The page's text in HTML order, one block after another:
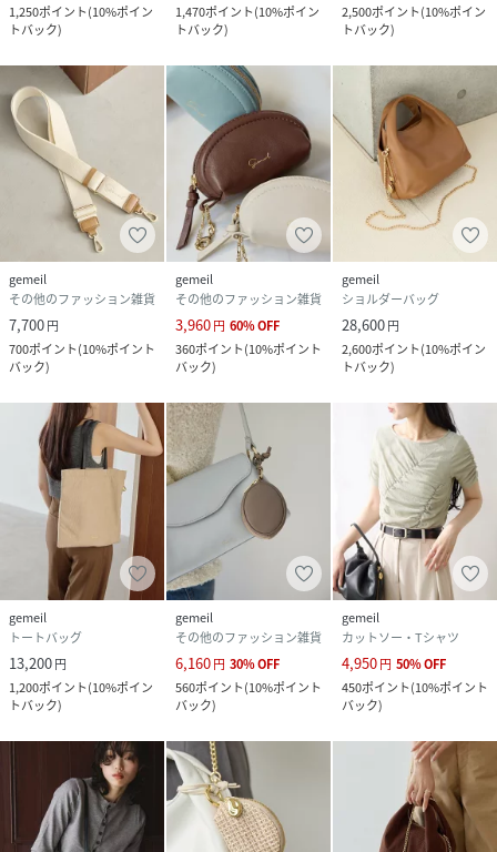
1,250ポイント(10%ポイン
トバック)
1,470ポイント(10%ポイン
トバック)
2,500ポイント(10%ポイン
トバック)
gemeil
その他のファッション雑貨
7,700円
700ポイント(10%ポイント
バック)
gemeil
その他のファッション雑貨
3,960円 60%OFF
360ポイント(10%ポイント
バック)
gemeil
ショルダーバッグ
28,600円
2,600ポイント(10%ポイン
トバック)
gemeil
トートバッグ
13,200円
1,200ポイント(10%ポイン
トバック)
gemeil
その他のファッション雑貨
6,160円 30%OFF
560ポイント(10%ポイント
バック)
gemeil
カットソー・Tシャツ
4,950円 50%OFF
450ポイント(10%ポイント
バック)